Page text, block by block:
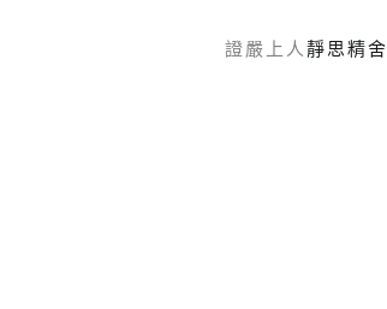
證嚴上人 靜思精舍